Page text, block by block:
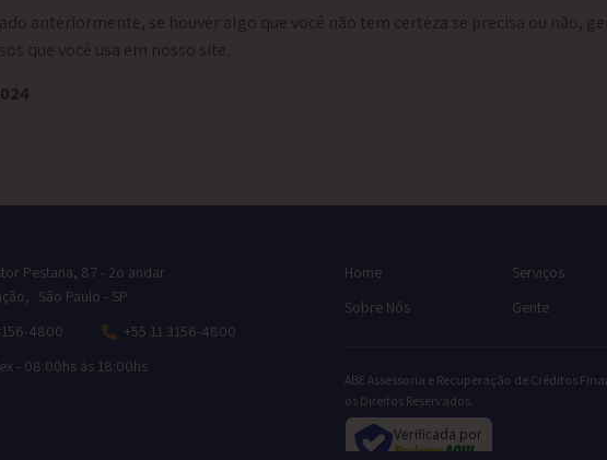
anteriormente, se houver algo que você não tem certeza se precisa ou não,
que você usa em nosso site.
Pestana, 87 - 2o andar
São Paulo - SP
4800
+55 11 3156-4800
- 08:00hs às 18:00hs
Home
Sobre Nós
Serviços
Gente
ABE Assessoria e Recuperação de Créditos
os Direitos Reservados.
Verificada por